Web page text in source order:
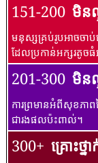
151-200 មិន
មនុស្សគ្រប់រូបអាចចា
ដែលប្រកាន់អក្សរតូច
201-300 មិនល្
ការព្រមានអំពីសុខភា
ជារងផលប៉ះពាល់។
300+ គ្រោះថ្នា